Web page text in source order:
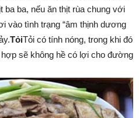
ba ba, nếu ăn thịt rùa chung với
vào tình trạng “âm thịnh dương
TỏiTỏi có tính nóng, trong khi đó
sẽ không hề có lợi cho đường